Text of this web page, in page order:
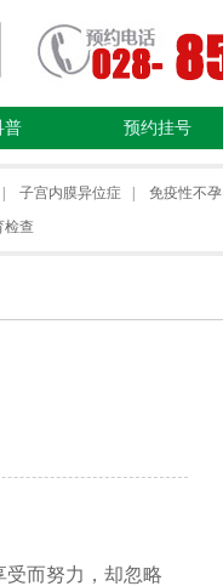
普 预约挂号
子宫内膜异位症 免疫性不孕
检查
而努力，却忽略